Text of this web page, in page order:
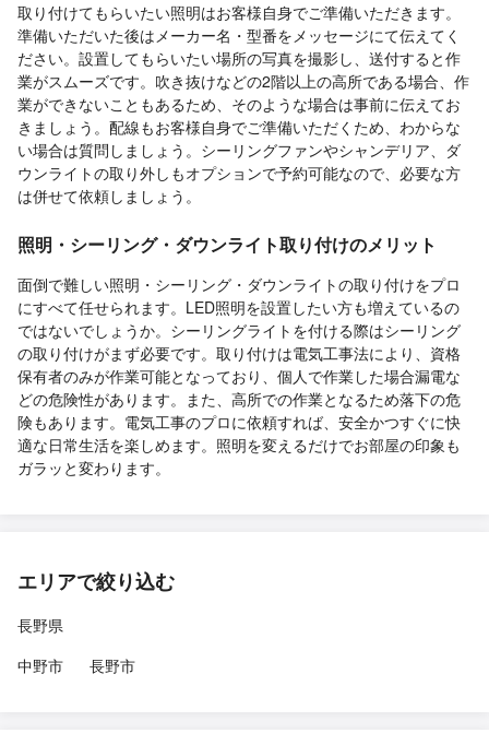
取り付けてもらいたい照明はお客様自身でご準備いただきます。
準備いただいた後はメーカー名・型番をメッセージにて伝えてく
ださい。設置してもらいたい場所の写真を撮影し、送付すると作
業がスムーズです。吹き抜けなどの2階以上の高所である場合、作
業ができないこともあるため、そのような場合は事前に伝えてお
きましょう。配線もお客様自身でご準備いただくため、わからな
い場合は質問しましょう。シーリングファンやシャンデリア、ダ
ウンライトの取り外しもオプションで予約可能なので、必要な方
は併せて依頼しましょう。
照明・シーリング・ダウンライト取り付けのメリット
面倒で難しい照明・シーリング・ダウンライトの取り付けをプロ
にすべて任せられます。LED照明を設置したい方も増えているの
ではないでしょうか。シーリングライトを付ける際はシーリング
の取り付けがまず必要です。取り付けは電気工事法により、資格
保有者のみが作業可能となっており、個人で作業した場合漏電な
どの危険性があります。また、高所での作業となるため落下の危
険もあります。電気工事のプロに依頼すれば、安全かつすぐに快
適な日常生活を楽しめます。照明を変えるだけでお部屋の印象も
ガラッと変わります。
エリアで絞り込む
長野県
中野市
長野市